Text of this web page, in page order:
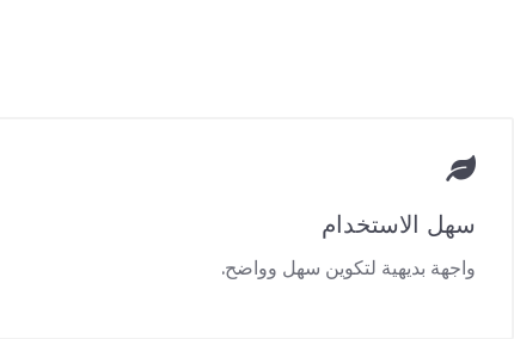
سهل الاستخدام
واجهة بديهية لتكوين سهل وواضح.